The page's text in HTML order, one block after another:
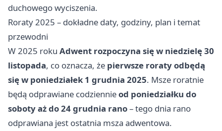
duchowego wyciszenia.
Roraty 2025 – dokładne daty, godziny, plan i temat
przewodni
W 2025 roku Adwent rozpoczyna się w niedzielę 30
listopada, co oznacza, że pierwsze roraty odbędą
się w poniedziałek 1 grudnia 2025. Msze roratnie
będą odprawiane codziennieod poniedziałku do
soboty aż do 24 grudnia rano– tego dnia rano
odprawiana jest ostatnia msza adwentowa.